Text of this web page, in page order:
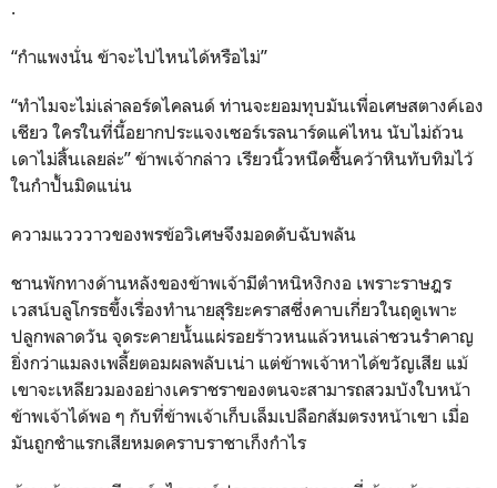
.
“กำแพงนั่น ข้าจะไปไหนได้หรือไม่”
“ทำไมจะไม่เล่าลอร์ดไคลนด์ ท่านจะยอมทุบมันเพื่อเศษสตางค์เอง
เชียว ใครในที่นี้อยากประแจงเซอร์เรลนาร์ดแค่ไหน นับไม่ถ้วน
เดาไม่สิ้นเลยล่ะ” ข้าพเจ้ากล่าว เรียวนิ้วหนืดชื้นคว้าหินทับทิมไว้
ในกำปั้นมิดแน่น
ความแวววาวของพรข้อวิเศษจึงมอดดับฉับพลัน
ชานพักทางด้านหลังของข้าพเจ้ามีตำหนิหงิกงอ เพราะราษฎร
เวสน์บลูโกรธขึ้งเรื่องทำนายสุริยะคราสซึ่งคาบเกี่ยวในฤดูเพาะ
ปลูกพลาดวัน จุดระคายนั้นแผ่รอยร้าวหนแล้วหนเล่าชวนรำคาญ
ยิ่งกว่าแมลงเพลี้ยตอมผลพลับเน่า แต่ข้าพเจ้าหาได้ขวัญเสีย แม้
เขาจะเหลียวมองอย่างเคราชราของตนจะสามารถสวมบังใบหน้า
ข้าพเจ้าได้พอ ๆ กับที่ข้าพเจ้าเก็บเล็มเปลือกส้มตรงหน้าเขา เมื่อ
มันถูกชำแรกเสียหมดคราบราชาเก็งกำไร